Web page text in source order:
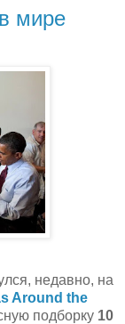
мире
недавно, на
Around the
подборку 10